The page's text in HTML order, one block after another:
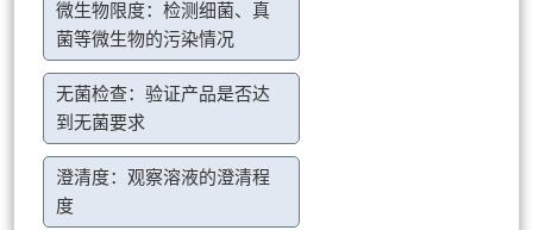
微生物限度：检测细菌、真
菌等微生物的污染情况
无菌检查：验证产品是否达
到无菌要求
澄清度：观察溶液的澄清程
度